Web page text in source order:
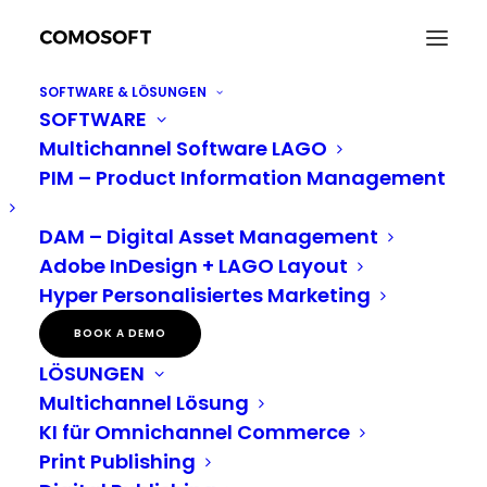
SOFTWARE & LÖSUNGEN
SOFTWARE
Multichannel Software LAGO
PIM – Product Information Management
DAM – Digital Asset Management
Adobe InDesign + LAGO Layout
Hyper Personalisiertes Marketing
BOOK A DEMO
LÖSUNGEN
Multichannel Lösung
KI für Omnichannel Commerce
Print Publishing
Pressemitteilung: Die Eversfrank Gruppe und
Comosoft küren zum vierten Mal die Sieger ihres
Wettbewerbs für gemeinnützige Projekte
Home
Neuigkeiten
Pressemitteilung: Die Eversfrank Gruppe und Comosoft küren
zum vierten Mal die Sieger ihres Wettbewerbs für gemeinnützige
Projekte „Ideenfutter“
Die Eversfrank Gruppe
und Comosoft küren